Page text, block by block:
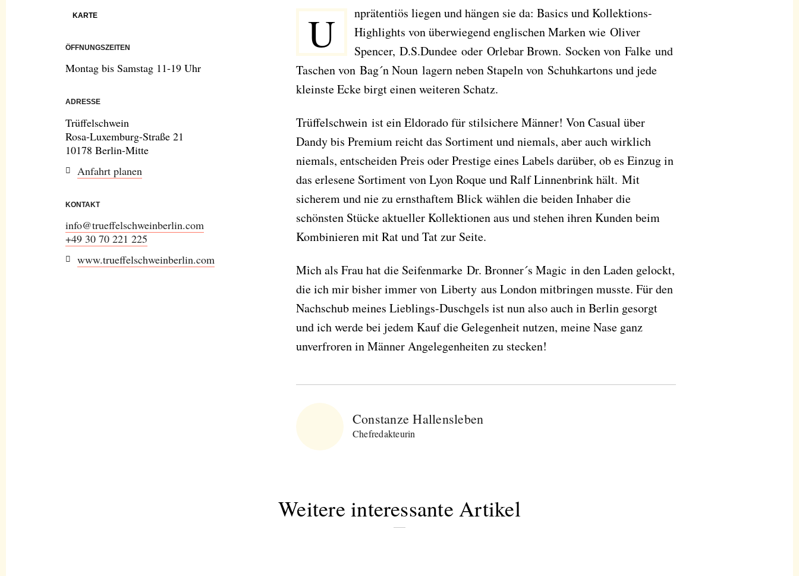
KARTE
ÖFFNUNGSZEITEN
Montag bis Samstag 11-19 Uhr
ADRESSE
Trüffelschwein
Rosa-Luxemburg-Straße 21
10178 Berlin-Mitte
Anfahrt planen
KONTAKT
info@trueffelschweinberlin.com
+49 30 70 221 225
www.trueffelschweinberlin.com
U
nprätentiös liegen und hängen sie da: Basics und Kollektions-
Highlights von überwiegend englischen Marken wie Oliver
Spencer, D.S.Dundee oder Orlebar Brown. Socken von Falke und
Taschen von Bag´n Noun lagern neben Stapeln von Schuhkartons und jede
kleinste Ecke birgt einen weiteren Schatz.
Trüffelschwein ist ein Eldorado für stilsichere Männer! Von Casual über
Dandy bis Premium reicht das Sortiment und niemals, aber auch wirklich
niemals, entscheiden Preis oder Prestige eines Labels darüber, ob es Einzug in
das erlesene Sortiment von Lyon Roque und Ralf Linnenbrink hält. Mit
sicherem und nie zu ernsthaftem Blick wählen die beiden Inhaber die
schönsten Stücke aktueller Kollektionen aus und stehen ihren Kunden beim
Kombinieren mit Rat und Tat zur Seite.
Mich als Frau hat die Seifenmarke Dr. Bronner´s Magic in den Laden gelockt,
die ich mir bisher immer von Liberty aus London mitbringen musste. Für den
Nachschub meines Lieblings-Duschgels ist nun also auch in Berlin gesorgt
und ich werde bei jedem Kauf die Gelegenheit nutzen, meine Nase ganz
unverfroren in Männer Angelegenheiten zu stecken!
Constanze Hallensleben
Chefredakteurin
Weitere interessante Artikel